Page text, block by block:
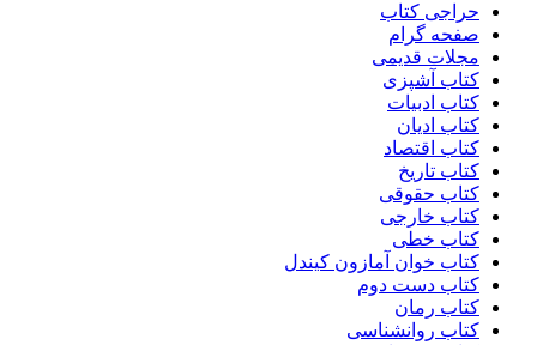
حراجی کتاب
صفحه گرام
مجلات قدیمی
کتاب آشپزی
کتاب ادبیات
کتاب ادیان
کتاب اقتصاد
کتاب تاریخ
کتاب حقوقی
کتاب خارجی
کتاب خطی
کتاب خوان آمازون کیندل
کتاب دست دوم
کتاب رمان
کتاب روانشناسی